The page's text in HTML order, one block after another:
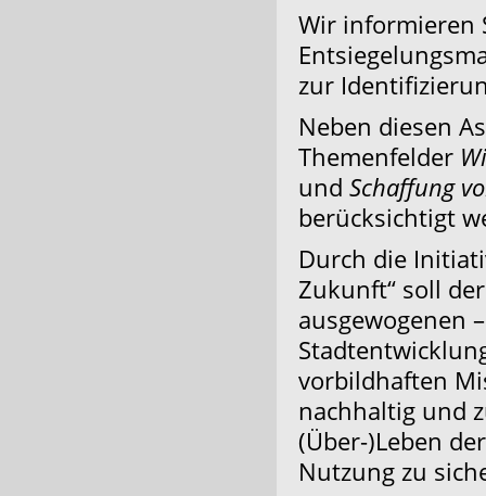
Wir informieren
zur
Neben diesen
Themenfelder
und Schaffung
berücksichtigt
Durch die
Zukunft“ soll
ausgewogenen
vorbildhaften
nachhaltig und
(Über-)Leben
Nutzung zu